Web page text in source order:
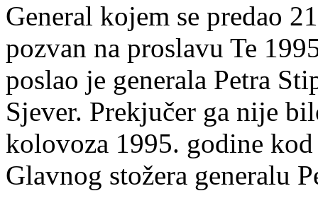
General kojem se predao
pozvan na proslavu Te
poslao je generala Petra
Sjever. Prekjučer ga nije
kolovoza 1995. godine
Glavnog stožera generalu